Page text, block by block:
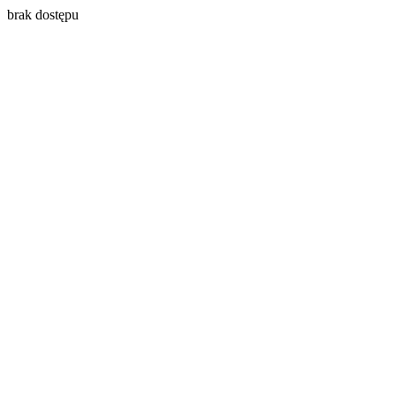
brak dostępu